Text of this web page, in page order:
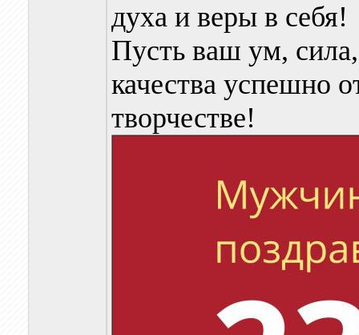
духа и веры в себя!
Пусть ваш ум,
качества успешно
творчестве!